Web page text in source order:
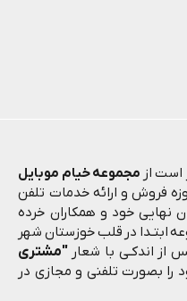
از مجموعه خیام موبایل
فروش و ارائه خدمات تلفن
نهایی خود و همکاران خرده
ابتـدا در قلب خوزستان شهر
از اندکـی با شعار "مشتری
را بصورت تلفنی و مجازی در